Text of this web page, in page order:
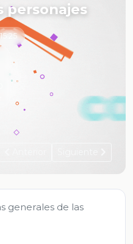
personajes
generales de las